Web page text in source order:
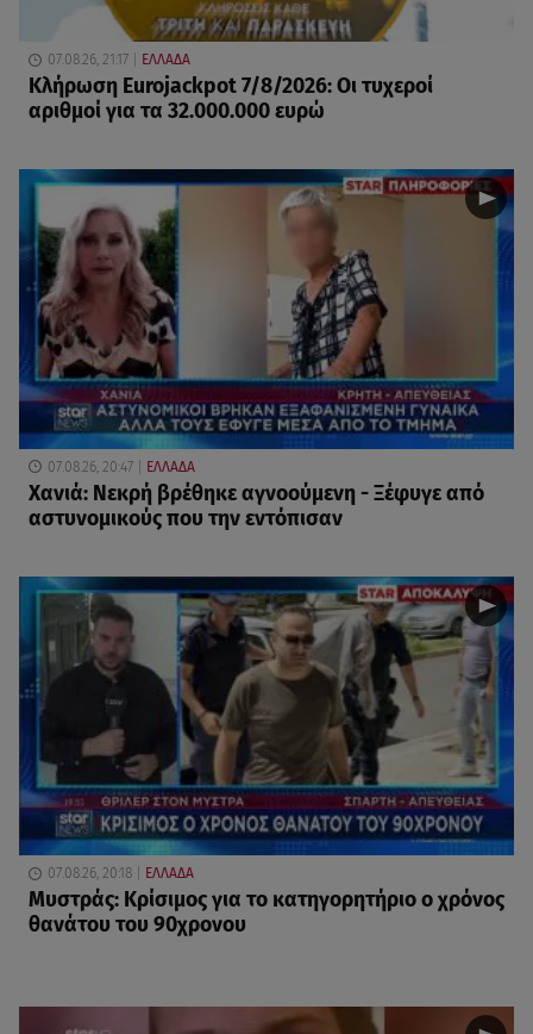
07.08.26, 21:17 ΕΛΛΑΔΑ
Κλήρωση Eurojackpot 7/8/2026: Οι τυχεροί
αριθμοί για τα 32.000.000 ευρώ
07.08.26, 20:47 ΕΛΛΑΔΑ
Χανιά: Νεκρή βρέθηκε αγνοούμενη - Ξέφυγε από
αστυνομικούς που την εντόπισαν
07.08.26, 20:18 ΕΛΛΑΔΑ
Μυστράς: Κρίσιμος για το κατηγορητήριο ο χρόνος
θανάτου του 90χρονου